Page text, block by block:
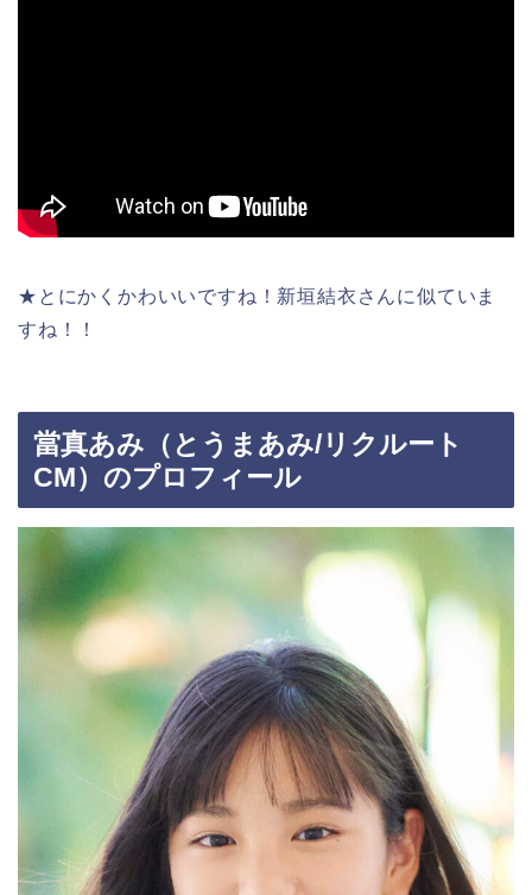
★とにかくかわいいですね！新垣結衣さんに似ていま
すね！！
當真あみ（とうまあみ/リクルート
CM）のプロフィール